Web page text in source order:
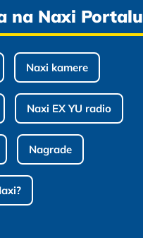
na Naxi Portalu
Naxi kamere
Naxi EX YU radio
Nagrade